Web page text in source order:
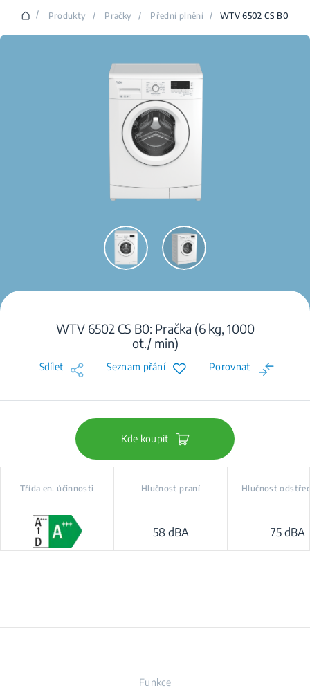
/ Produkty / Pračky / Přední plnění / WTV 6502 CS B0
WTV 6502 CS B0: Pračka (6 kg, 1000
ot./ min)
Sdílet Seznam přání Porovnat
Kde koupit
Třída en. účinnosti Hlučnost praní
58 dBA
Hlučnost
75 dBA
Funkce